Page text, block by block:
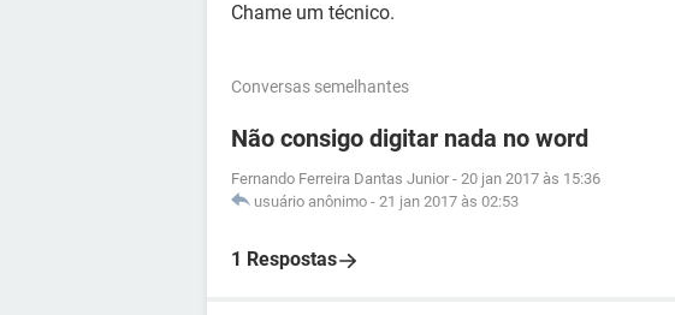
Chame um técnico.
Conversas semelhantes
Não consigo digitar nada no word
Fernando Ferreira Dantas Junior - 20 jan 2017 às 15:36
usuário anônimo - 21 jan 2017 às 02:53
1 Respostas